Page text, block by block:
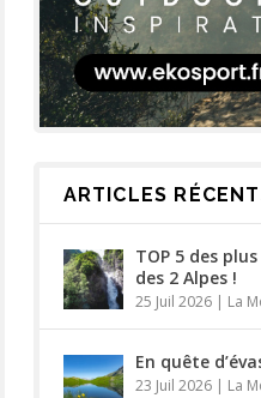
ARTICLES
TOP 5 des
des 2 Alpes !
25 Juil 2026| La
En quête
23 Juil 2026| La